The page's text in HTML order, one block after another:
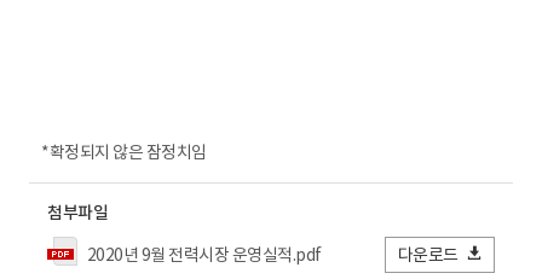
*확정되지 않은 잠정치임
첨부파일
2020년 9월 전력시장 운영실적.pdf
다운로드